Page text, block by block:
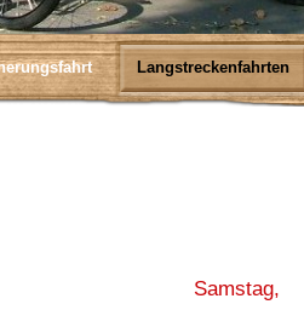
Langstreckenfahrten